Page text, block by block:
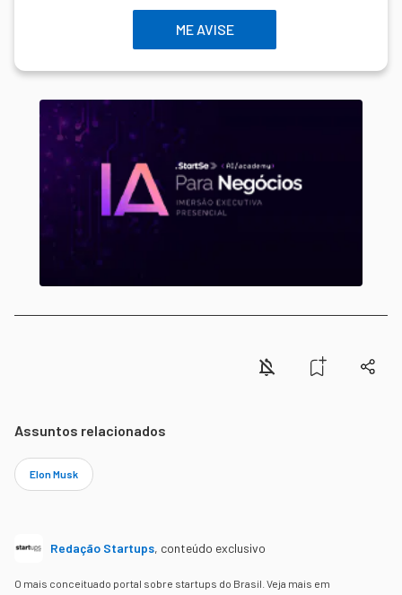
ME AVISE
Assuntos relacionados
Elon Musk
Redação Startups, conteúdo exclusivo
O mais conceituado portal sobre startups do Brasil. Veja mais em